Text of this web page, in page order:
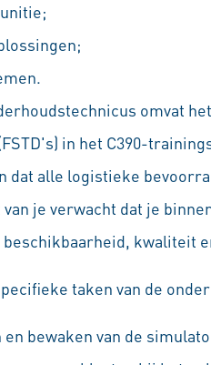
omvat
in het C390-
dat alle logistieke
je verwacht dat je
kwaliteit
taken van de
en bewaken van de